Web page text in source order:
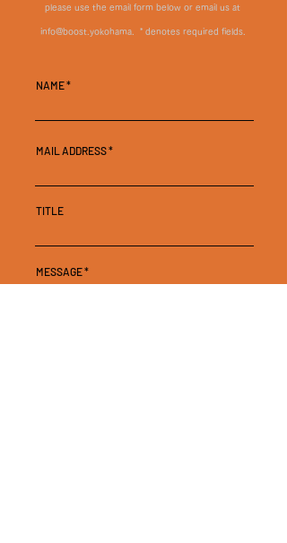
please use the email form below or email us at
info@boost.yokohama. ​ * denotes required fields.
NAME
MAIL ADDRESS
TITLE
MESSAGE